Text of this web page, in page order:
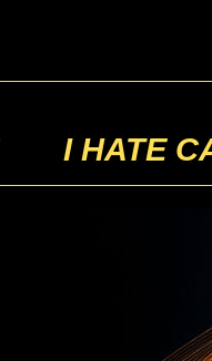
I HATE